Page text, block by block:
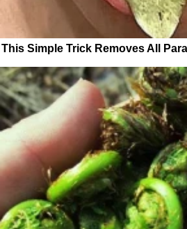
This Simple Trick Removes All